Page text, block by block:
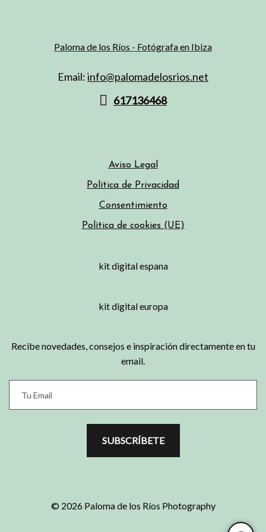
Email:info@palomadelosrios.net
617136468
Aviso Legal
Política de Privacidad
Consentimiento
Política de cookies (UE)
Recibe novedades, consejos e inspiración directamente en tu
email.
SUBSCRÍBETE
© 2026 Paloma de los Ríos Photography